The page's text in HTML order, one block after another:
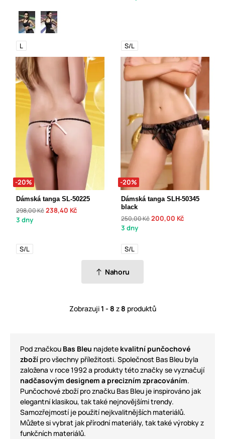
L S/L
-20%
Dámská tanga SL-50225
298,00 Kč238,40 Kč
3 dny
S/L
-20%
Dámská tanga SLH-50345
black
250,00 Kč200,00 Kč
3 dny
S/L
Nahoru
Zobrazuji1 - 8 z8 produktů
Pod značkou Bas Bleu najdete kvalitní punčochové
zboží pro všechny příležitosti. Společnost Bas Bleu byla
založena v roce 1992 a produkty této značky se vyznačují
nadčasovým designem a precizním zpracováním.
Punčochové zboží pro značku Bas Bleu je inspirováno jak
elegantní klasikou, tak také nejnovějšími trendy.
Samozřejmostí je použití nejkvalitnějších materiálů.
Můžete si vybrat jak přírodní materiály, tak také výrobky z
funkčních materiálů.